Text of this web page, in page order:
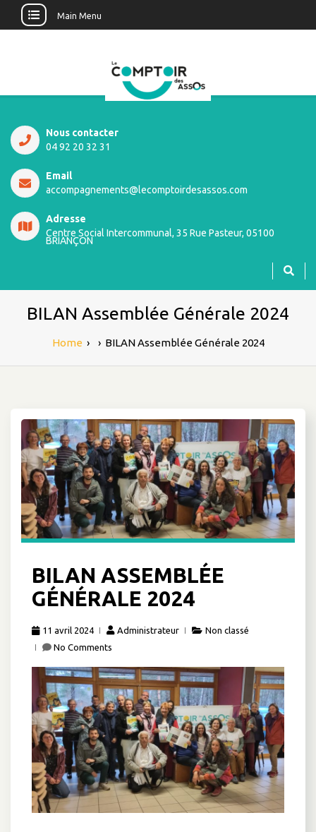
Main Menu
Nous contacter
04 92 20 32 31
Email
accompagnements@lecomptoirdesassos.com
Adresse
Centre Social Intercommunal, 35 Rue Pasteur, 05100
BRIANÇON
BILAN Assemblée Générale 2024
Home › › BILAN Assemblée Générale 2024
BILAN ASSEMBLÉE
GÉNÉRALE 2024
11 avril 2024 Administrateur
Non classé
No Comments